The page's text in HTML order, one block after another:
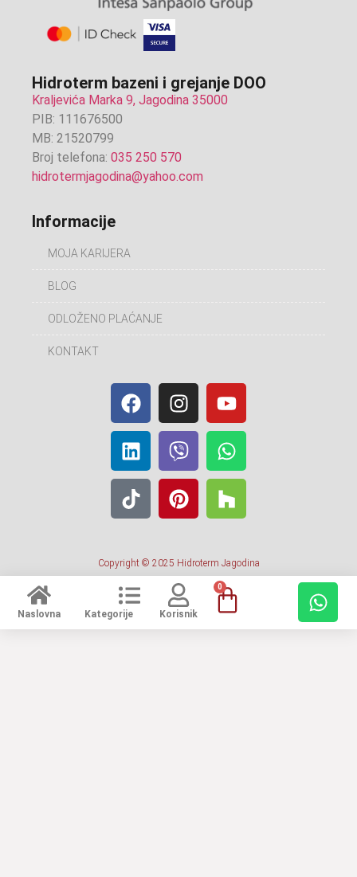
Hidroterm bazeni i grejanje DOO
Kraljevića Marka 9, Jagodina 35000
PIB: 111676500
MB: 21520799
Broj telefona: 035 250 570
hidrotermjagodina@yahoo.com
Informacije
MOJA KARIJERA
BLOG
ODLOŽENO PLAĆANJE
KONTAKT
Copyright © 2025 Hidroterm Jagodina
Naslovna Kategorije Korisnik
0